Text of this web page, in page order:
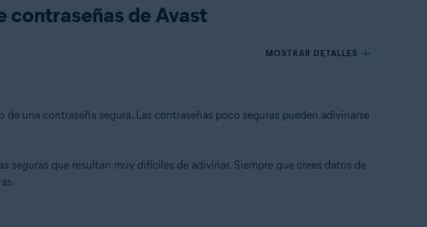
contraseñas de Avast
MOSTRAR DETALLES
una contraseña segura. Las contraseñas poco seguras pueden adivinarse
seguras que resultan muy difíciles de adivinar. Siempre que crees datos de